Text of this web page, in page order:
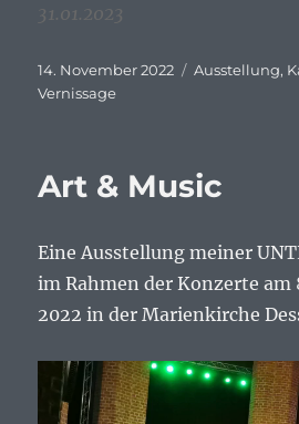
31.01.2023
Veröffentlicht
am
14. November 2022 Schlagwörter
Ausstellung,
Vernissage
Art & Music
Eine Ausstellung meiner
im Rahmen der Konzerte am
2022 in der Marienkirche